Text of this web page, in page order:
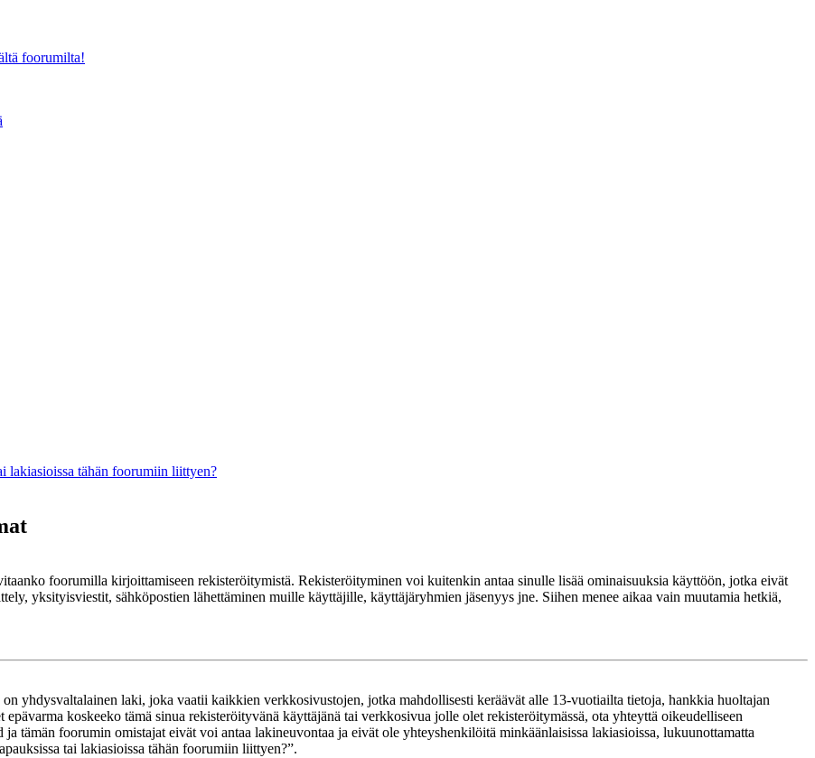
foorumilta!
lakiasioissa tähän foorumiin liittyen?
foorumilla kirjoittamiseen rekisteröitymistä. Rekisteröityminen voi kuitenkin antaa sinulle lisää ominaisuuksia käyttöön, jotka eivät
yksityisviestit, sähköpostien lähettäminen muille käyttäjille, käyttäjäryhmien jäsenyys jne. Siihen menee aikaa vain muutamia hetkiä,
yhdysvaltalainen laki, joka vaatii kaikkien verkkosivustojen, jotka mahdollisesti keräävät alle 13-vuotiailta tietoja, hankkia huoltajan
koskeeko tämä sinua rekisteröityvänä käyttäjänä tai verkkosivua jolle olet rekisteröitymässä, ota yhteyttä oikeudelliseen
tämän foorumin omistajat eivät voi antaa lakineuvontaa ja eivät ole yhteyshenkilöitä minkäänlaisissa lakiasioissa, lukuunottamatta
tai lakiasioissa tähän foorumiin liittyen?”.